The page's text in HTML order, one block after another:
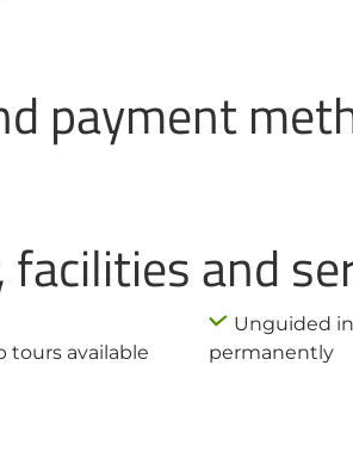
payment
and
tours available
Unguided
permanently